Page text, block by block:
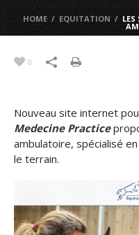
HOME / EQUITATION / LES
0
Nouveau site internet
Medecine Practice
ambulatoire, spécialisé
le terrain.